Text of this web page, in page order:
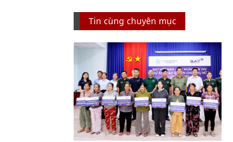
Tin cùng chuyên mục